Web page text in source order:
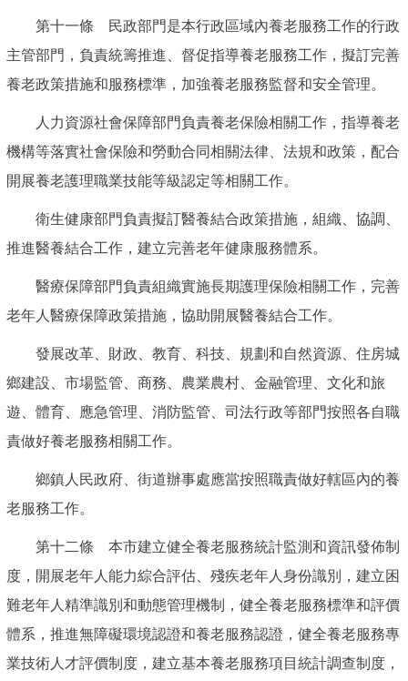
第十一條 民政部門是本行政區域內養老服務工作的行政
主管部門，負責統籌推進、督促指導養老服務工作，擬訂完善
養老政策措施和服務標準，加強養老服務監督和安全管理。
人力資源社會保障部門負責養老保險相關工作，指導養老
機構等落實社會保險和勞動合同相關法律、法規和政策，配合
開展養老護理職業技能等級認定等相關工作。
衛生健康部門負責擬訂醫養結合政策措施，組織、協調、
推進醫養結合工作，建立完善老年健康服務體系。
醫療保障部門負責組織實施長期護理保險相關工作，完善
老年人醫療保障政策措施，協助開展醫養結合工作。
發展改革、財政、教育、科技、規劃和自然資源、住房城
鄉建設、市場監管、商務、農業農村、金融管理、文化和旅
遊、體育、應急管理、消防監管、司法行政等部門按照各自職
責做好養老服務相關工作。
鄉鎮人民政府、街道辦事處應當按照職責做好轄區內的養
老服務工作。
第十二條 本市建立健全養老服務統計監測和資訊發佈制
度，開展老年人能力綜合評估、殘疾老年人身份識別，建立困
難老年人精準識別和動態管理機制，健全養老服務標準和評價
體系，推進無障礙環境認證和養老服務認證，健全養老服務專
業技術人才評價制度，建立基本養老服務項目統計調查制度，